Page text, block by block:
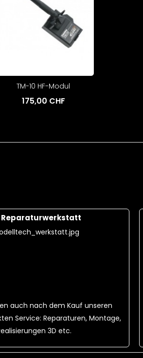
TM-10 HF-Modul
175,00 CHF
Reparaturwerkstatt
auch nach dem Kauf unseren
Service: Reparaturen, Montage,
3D etc.